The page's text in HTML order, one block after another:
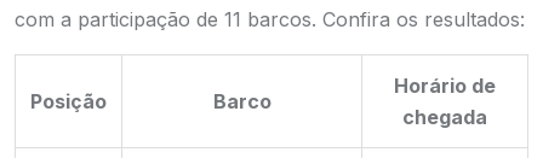
com a participação de 11 barcos. Confira os resultados:
Posição Barco
Horário de
chegada